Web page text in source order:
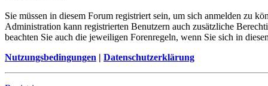
Sie müssen in diesem Forum registriert sein, um sich anmelden zu
Administration kann registrierten Benutzern auch zusätzliche
beachten Sie auch die jeweiligen Forenregeln, wenn Sie sich in
Nutzungsbedingungen | Datenschutzerklärung